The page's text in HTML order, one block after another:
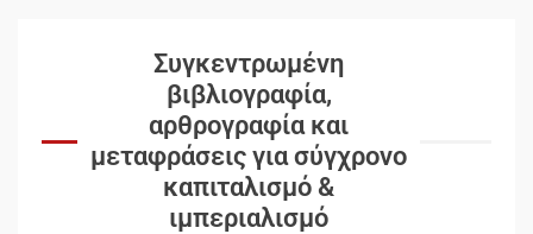
Συγκεντρωμένη
βιβλιογραφία,
αρθρογραφία και
μεταφράσεις για σύγχρονο
καπιταλισμό &
ιμπεριαλισμό